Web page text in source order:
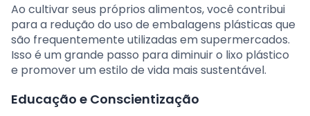
Ao cultivar seus próprios alimentos, você contribui
para a redução do uso de embalagens plásticas que
são frequentemente utilizadas em supermercados.
Isso é um grande passo para diminuir o lixo plástico
e promover um estilo de vida mais sustentável.
Educação e Conscientização